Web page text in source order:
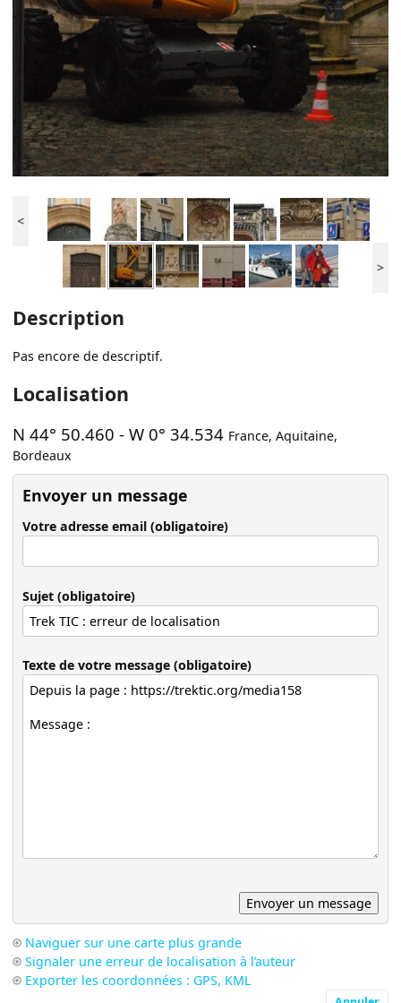
<
>
Description
Pas encore de descriptif.
Localisation
N 44° 50.460 -W 0° 34.534 France,Aquitaine,
Bordeaux
Envoyer un message
Votre adresse email (obligatoire)
Sujet (obligatoire)
Texte de votre message (obligatoire)
Naviguer sur une carte plus grande
Signaler une erreur de localisation à l’auteur
Exporter les coordonnées : GPS, KML